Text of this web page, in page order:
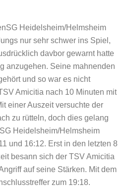
Heidelsheim/Helmsheim
nur sehr schwer ins Spiel,
davbor gewarnt hatte
anzugehen. Seine mahnenden
und so war es nicht
Amicitia nach 10 Minuten mit
einer Auszeit versuchte der
zu rütteln, doch dies gelang
Heidelsheim/Helmsheim
und 16:12. Erst in den letzten 8
besann sich der TSV Amicitia
auf seine Stärken. Mit dem
zum 19:18.